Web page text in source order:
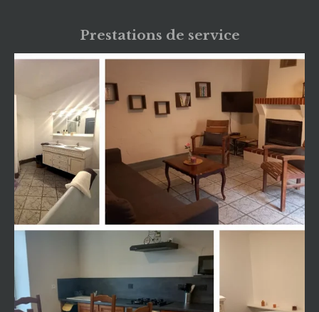
Prestations de service